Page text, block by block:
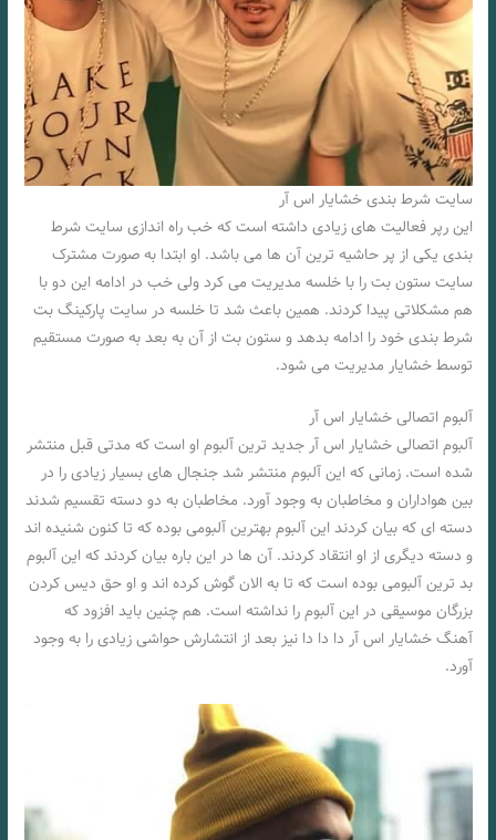
سایت شرط بندی خشایار اس آر
این رپر فعالیت های زیادی داشته است که خب راه اندازی سایت شرط
بندی یکی از پر حاشیه ترین آن ها می باشد. او ابتدا به صورت مشترک
سایت ستون بت را با خلسه مدیریت می کرد ولی خب در ادامه این دو با
هم مشکلاتی پیدا کردند. همین باعث شد تا خلسه در سایت پارکینگ بت
شرط بندی خود را ادامه بدهد و ستون بت از آن به بعد به صورت مستقیم
توسط خشایار مدیریت می شود.
آلبوم اتصالی خشایار اس آر
آلبوم اتصالی خشایار اس آر جدید ترین آلبوم او است که مدتی قبل منتشر
شده است. زمانی که این آلبوم منتشر شد جنجال های بسیار زیادی را در
بین هواداران و مخاطبان به وجود آورد. مخاطبان به دو دسته تقسیم شدند
دسته ای که بیان کردند این آلبوم بهترین آلبومی بوده که تا کنون شنیده اند
و دسته دیگری از او انتقاد کردند. آن ها در این باره بیان کردند که این آلبوم
بد ترین آلبومی بوده است که تا به الان گوش کرده اند و او حق دیس کردن
بزرگان موسیقی در این آلبوم را نداشته است. هم چنین باید افزود که
آهنگ خشایار اس آر دا دا دا نیز بعد از انتشارش حواشی زیادی را به وجود
آورد.